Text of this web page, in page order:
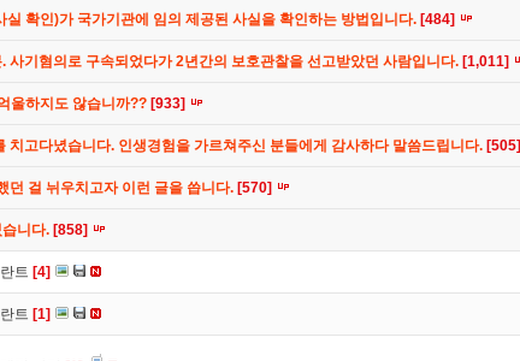
실 확인)가 국가기관에 임의 제공된 사실을 확인하는 방법입니다. [484]
사기혐의로 구속되었다가 2년간의 보호관찰을 선고받았던 사람입니다. [1,011]
울하지도 않습니까?? [933]
치고다녔습니다. 인생경험을 가르쳐주신 분들에게 감사하다 말씀드립니다. [505]
던 걸 뉘우치고자 이런 글을 씁니다. [570]
니다. [858]
트 [4]
트 [1]